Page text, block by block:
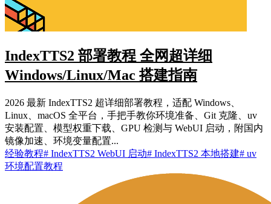
IndexTTS2 部署教程 全网超详细
Windows/Linux/Mac 搭建指南
2026 最新 IndexTTS2 超详细部署教程，适配 Windows、
Linux、macOS 全平台，手把手教你环境准备、Git 克隆、uv
安装配置、模型权重下载、GPU 检测与 WebUI 启动，附国内
镜像加速、环境变量配置...
经验教程# IndexTTS2 WebUI 启动# IndexTTS2 本地搭建# uv
环境配置教程